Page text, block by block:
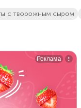
с творожным сыром